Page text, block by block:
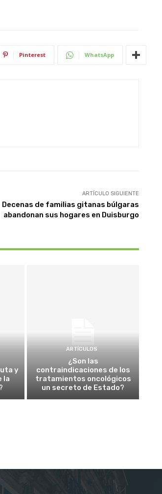
Pinterest WhatsApp
ARTÍCULO SIGUIENTE
Decenas de familias gitanas búlgaras
abandonan sus hogares en Duisburgo
y
la
ARTÍCULOS
¿Son las
contraindicaciones de los
tratamientos oncológicos
un secreto de Estado?